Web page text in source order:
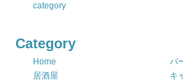
category
Category
Home
バ
居酒屋
キ